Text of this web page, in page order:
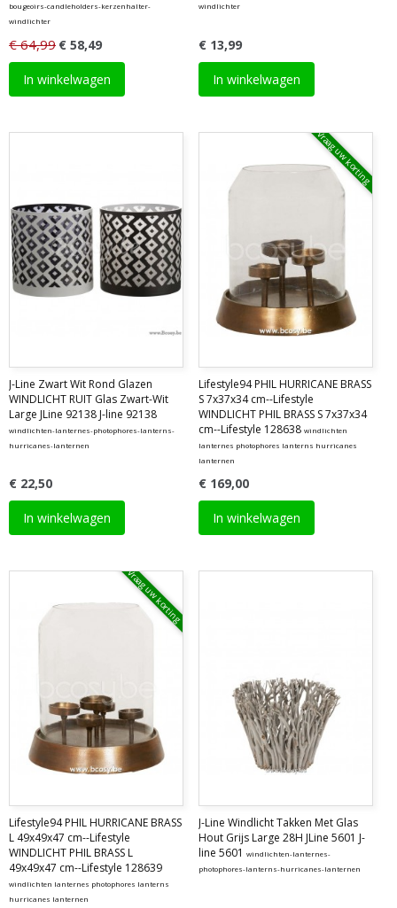
bougeoirs-candleholders-kerzenhalter-
windlichter
€ 64,99 € 58,49
In winkelwagen
windlichter
€ 13,99
In winkelwagen
J-Line Zwart Wit Rond Glazen
WINDLICHT RUIT Glas Zwart-Wit
Large JLine 92138 J-line 92138
windlichten-lanternes-photophores-lanterns-
hurricanes-lanternen
€ 22,50
In winkelwagen
Vraag uw korting
Lifestyle94 PHIL HURRICANE BRASS
S 7x37x34 cm--Lifestyle
WINDLICHT PHIL BRASS S 7x37x34
cm--Lifestyle 128638 windlichten
lanternes photophores lanterns hurricanes
lanternen
€ 169,00
In winkelwagen
Vraag uw korting
Lifestyle94 PHIL HURRICANE BRASS
L 49x49x47 cm--Lifestyle
WINDLICHT PHIL BRASS L
49x49x47 cm--Lifestyle 128639
windlichten lanternes photophores lanterns
hurricanes lanternen
J-Line Windlicht Takken Met Glas
Hout Grijs Large 28H JLine 5601 J-
line 5601 windlichten-lanternes-
photophores-lanterns-hurricanes-lanternen